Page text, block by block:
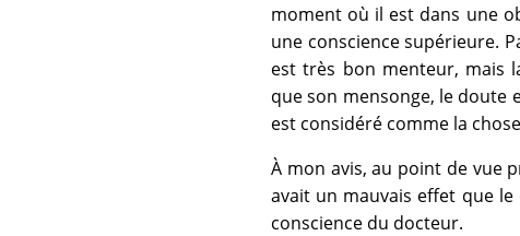
moment où il est dans une
une conscience supérieure.
est très bon menteur, mais
que son mensonge, le doute
est considéré comme la
À mon avis, au point de vue
avait un mauvais effet que
conscience du docteur.